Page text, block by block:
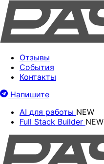
Отзывы
События
Контакты
Напишите
AI для работы NEW
Full Stack Builder NEW